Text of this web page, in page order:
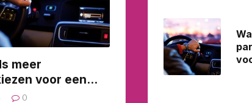
meer
voor een
0